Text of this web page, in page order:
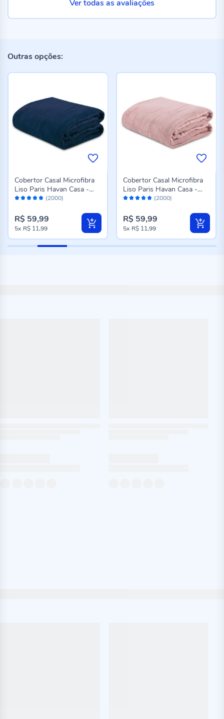
Ver todas as avaliações
Outras opções:
Avaliação: (2000)
Cobertor Casal Microfibra
Liso Paris Havan Casa -
Azul Profundo
R$ 59,99
5x R$ 11,99
Avaliação: (2000)
Cobertor Casal Microfibra
Liso Paris Havan Casa -
Rose
R$ 59,99
5x R$ 11,99